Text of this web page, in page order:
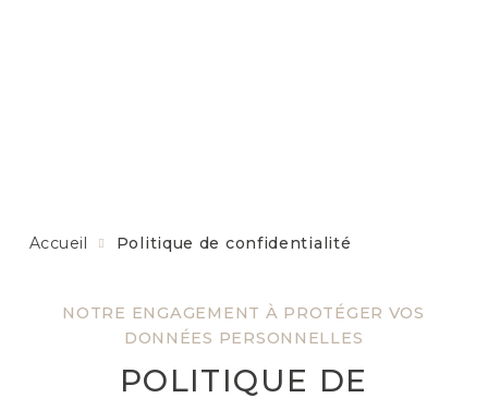
NOTRE ENGAGEMENT À PROTÉGER VOS
DONNÉES PERSONNELLES
POLITIQUE DE
Accueil Politique de confidentialité